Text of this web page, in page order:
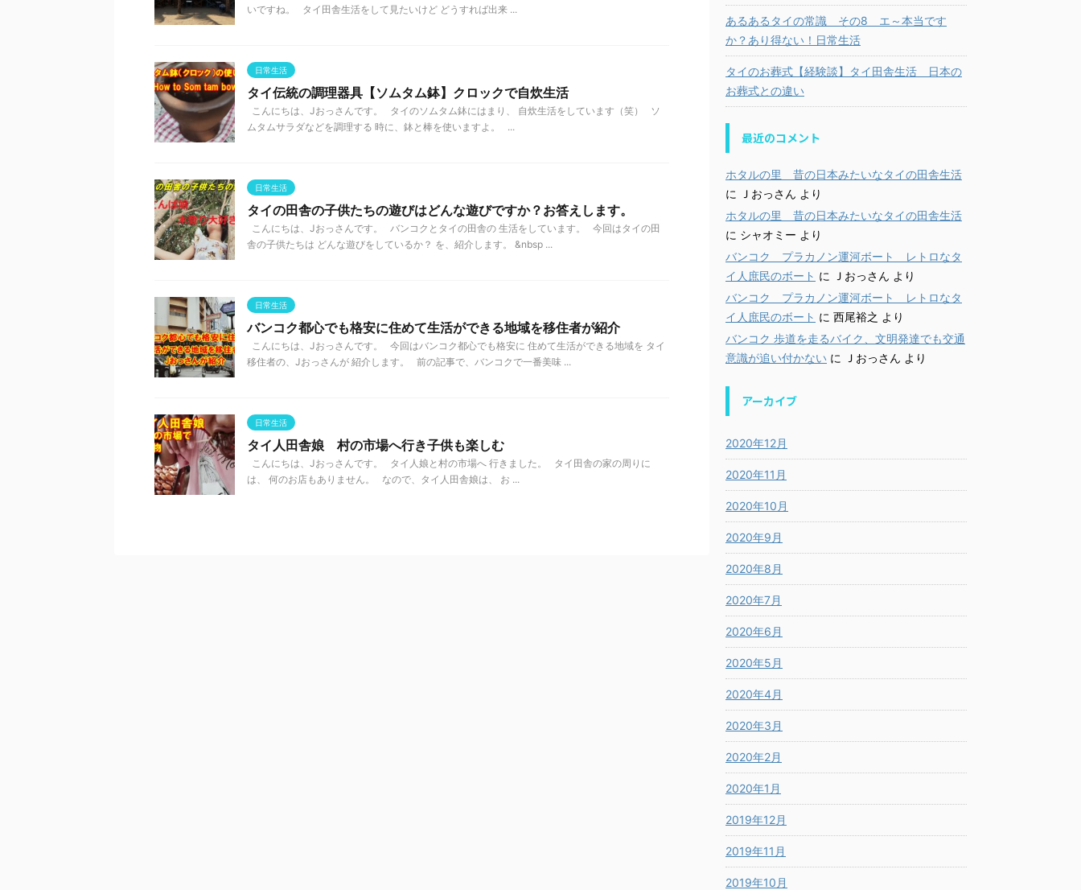
いですね。 タイ田舎生活をして見たいけど どうすれば出来 ...
日常生活
タイ伝統の調理器具【ソムタム鉢】クロックで自炊生活
こんにちは、Jおっさんです。 タイのソムタム鉢にはまり、 自炊生活をしています（笑） ソ
ムタムサラダなどを調理する 時に、鉢と棒を使いますよ。 ...
日常生活
タイの田舎の子供たちの遊びはどんな遊びですか？お答えします。
こんにちは、Jおっさんです。 バンコクとタイの田舎の 生活をしています。 今回はタイの田
舎の子供たちは どんな遊びをしているか？ を、紹介します。 &nbsp ...
日常生活
バンコク都心でも格安に住めて生活ができる地域を移住者が紹介
こんにちは、Jおっさんです。 今回はバンコク都心でも格安に 住めて生活ができる地域を タイ
移住者の、Jおっさんが 紹介します。 前の記事で、バンコクで一番美味 ...
日常生活
タイ人田舎娘 村の市場へ行き子供も楽しむ
こんにちは、Jおっさんです。 タイ人娘と村の市場へ 行きました。 タイ田舎の家の周りに
は、 何のお店もありません。 なので、タイ人田舎娘は、 お ...
あるあるタイの常識 その8 エ～本当です
か？あり得ない！日常生活
タイのお葬式【経験談】タイ田舎生活 日本の
お葬式との違い
最近のコメント
ホタルの里 昔の日本みたいなタイの田舎生活
に
Ｊおっさん より
ホタルの里 昔の日本みたいなタイの田舎生活
に シャオミー より
バンコク プラカノン運河ボート レトロなタ
イ人庶民のボート に Ｊおっさん より
バンコク プラカノン運河ボート レトロなタ
イ人庶民のボート に 西尾裕之 より
バンコク 歩道を走るバイク、文明発達でも交通
意識が追い付かない に Ｊおっさん より
アーカイブ
2020年12月
2020年11月
2020年10月
2020年9月
2020年8月
2020年7月
2020年6月
2020年5月
2020年4月
2020年3月
2020年2月
2020年1月
2019年12月
2019年11月
2019年10月